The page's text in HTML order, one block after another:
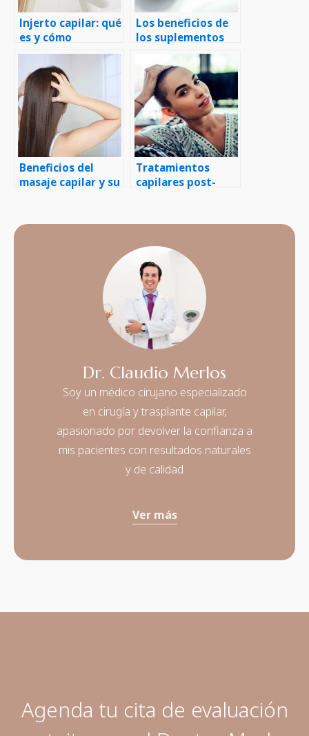
Injerto capilar: qué
es y cómo
funciona, paso a
paso
Los beneficios de
los suplementos
vitamínicos para la
salud capilar
Beneficios del
masaje capilar y su
cabello
Tratamientos
capilares post-
Dr. Claudio Merlos
Soy un médico cirujano especializado
en cirugía y trasplante capilar,
apasionado por devolver la confianza a
mis pacientes con resultados naturales
y de calidad
Ver más
Agenda tu cita de evaluación